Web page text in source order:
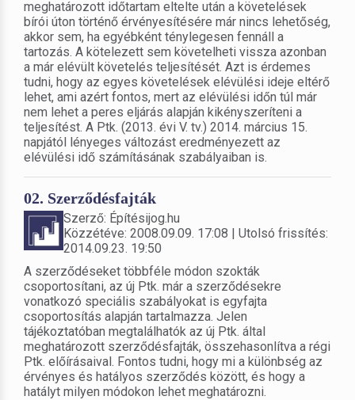
meghatározott időtartam eltelte után a követelések
bírói úton történő érvényesítésére már nincs lehetőség,
akkor sem, ha egyébként ténylegesen fennáll a
tartozás. A kötelezett sem követelheti vissza azonban
a már elévült követelés teljesítését. Azt is érdemes
tudni, hogy az egyes követelések elévülési ideje eltérő
lehet, ami azért fontos, mert az elévülési időn túl már
nem lehet a peres eljárás alapján kikényszeríteni a
teljesítést. A Ptk. (2013. évi V. tv.) 2014. március 15.
napjától lényeges változást eredményezett az
elévülési idő számításának szabályaiban is.
02. Szerződésfajták
Szerző: Építésijog.hu
Közzétéve: 2008.09.09. 17:08 | Utolsó frissítés:
2014.09.23. 19:50
A szerződéseket többféle módon szokták
csoportosítani, az új Ptk. már a szerződésekre
vonatkozó speciális szabályokat is egyfajta
csoportosítás alapján tartalmazza. Jelen
tájékoztatóban megtalálhatók az új Ptk. által
meghatározott szerződésfajták, összehasonlítva a régi
Ptk. előírásaival. Fontos tudni, hogy mi a különbség az
érvényes és hatályos szerződés között, és hogy a
hatályt milyen módokon lehet meghatározni.